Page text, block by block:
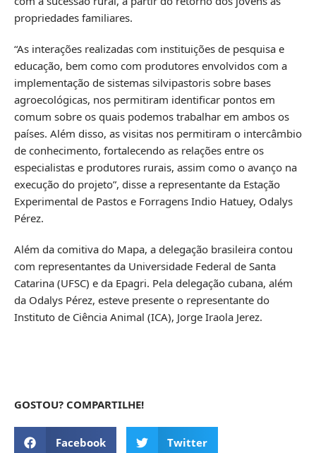
propriedades familiares.
“As interações realizadas com instituições de pesquisa e
educação, bem como com produtores envolvidos com a
implementação de sistemas silvipastoris sobre bases
agroecológicas, nos permitiram identificar pontos em
comum sobre os quais podemos trabalhar em ambos os
países. Além disso, as visitas nos permitiram o intercâmbio
de conhecimento, fortalecendo as relações entre os
especialistas e produtores rurais, assim como o avanço na
execução do projeto”, disse a representante da Estação
Experimental de Pastos e Forragens Indio Hatuey, Odalys
Pérez.
Além da comitiva do Mapa, a delegação brasileira contou
com representantes da Universidade Federal de Santa
Catarina (UFSC) e da Epagri. Pela delegação cubana, além
da Odalys Pérez, esteve presente o representante do
Instituto de Ciência Animal (ICA), Jorge Iraola Jerez.
GOSTOU? COMPARTILHE!
Facebook Twitter